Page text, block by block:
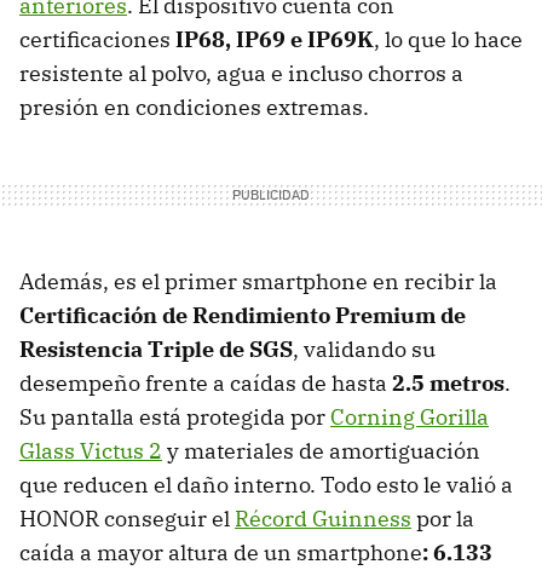
certificaciones IP68, IP69 e IP69K, lo que lo hace
resistente al polvo, agua e incluso chorros a
presión en condiciones extremas.
Además, es el primer smartphone en recibir la
Certificación de Rendimiento Premium de
Resistencia Triple de SGS, validando su
desempeño frente a caídas de hasta 2.5 metros.
Su pantalla está protegida por Corning Gorilla
Glass Victus 2 y materiales de amortiguación
que reducen el daño interno. Todo esto le valió a
HONOR conseguir el Récord Guinness por la
caída a mayor altura de un smartphone: 6.133